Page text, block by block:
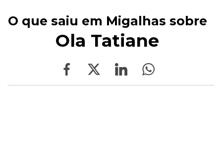
O que saiu em Migalhas sobre
Ola Tatiane